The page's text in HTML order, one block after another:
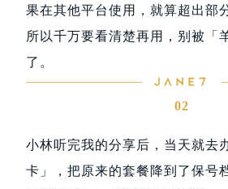
果在其他平台使用，就算超出部
所以千万要看清楚再用，别被「
了。
02
小林听完我的分享后，当天就去
卡」，把原来的套餐降到了保号